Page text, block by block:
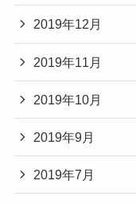
2019年12月
2019年11月
2019年10月
2019年9月
2019年7月